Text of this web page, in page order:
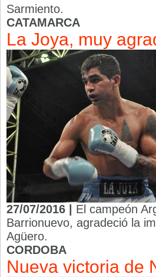
Sarmiento.
CATAMARCA
La Joya, muy
27/07/2016 | El campeón
Barrionuevo, agradeció la
Agüero.
CORDOBA
Nueva victoria de